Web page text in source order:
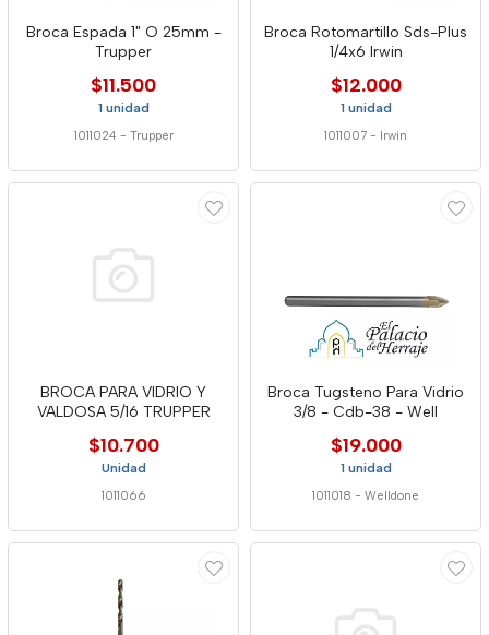
Broca Espada 1" O 25mm -
Trupper
$11.500
1 unidad
1011024 - Trupper
Broca Rotomartillo Sds-Plus
1/4x6 Irwin
$12.000
1 unidad
1011007 - Irwin
BROCA PARA VIDRIO Y
VALDOSA 5/16 TRUPPER
$10.700
Unidad
1011066
Broca Tugsteno Para Vidrio
3/8 - Cdb-38 - Well
$19.000
1 unidad
1011018 - Welldone